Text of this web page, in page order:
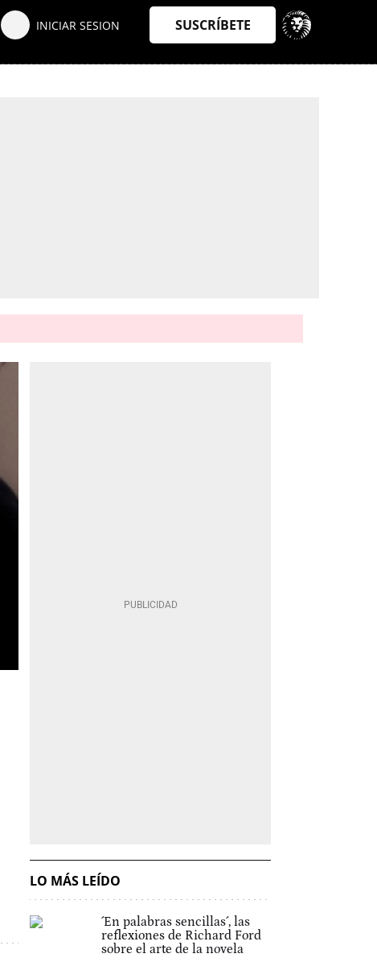
LO MÁS LEÍDO
´En palabras sencillas´, las
reflexiones de Richard Ford
sobre el arte de la novela